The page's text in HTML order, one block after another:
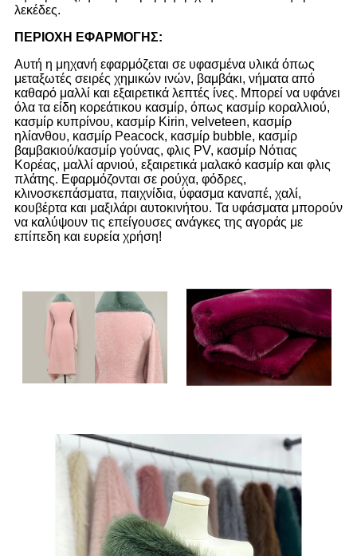
λεκέδες.
ΠΕΡΙΟΧΗ ΕΦΑΡΜΟΓΗΣ:
Αυτή η μηχανή εφαρμόζεται σε υφασμένα υλικά όπως
μεταξωτές σειρές χημικών ινών, βαμβάκι, νήματα από
καθαρό μαλλί και εξαιρετικά λεπτές ίνες. Μπορεί να υφάνει
όλα τα είδη κορεάτικου κασμίρ, όπως κασμίρ κοραλλιού,
κασμίρ κυπρίνου, κασμίρ Kirin, velveteen, κασμίρ
ηλίανθου, κασμίρ Peacock, κασμίρ bubble, κασμίρ
βαμβακιού/κασμίρ γούνας, φλις PV, κασμίρ Νότιας
Κορέας, μαλλί αρνιού, εξαιρετικά μαλακό κασμίρ και φλις
πλάτης. Εφαρμόζονται σε ρούχα, φόδρες,
κλινοσκεπάσματα, παιχνίδια, ύφασμα καναπέ, χαλί,
κουβέρτα και μαξιλάρι αυτοκινήτου. Τα υφάσματα μπορούν
να καλύψουν τις επείγουσες ανάγκες της αγοράς με
επίπεδη και ευρεία χρήση!